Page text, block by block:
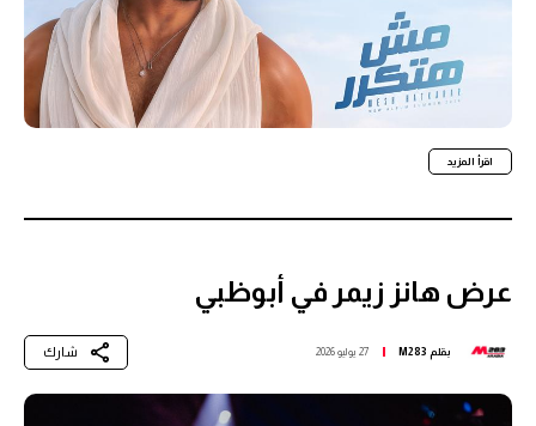
اقرأ المزيد
عرض هانز زيمر في أبوظبي
بقلم M283 27 يوليو 2026 شارك